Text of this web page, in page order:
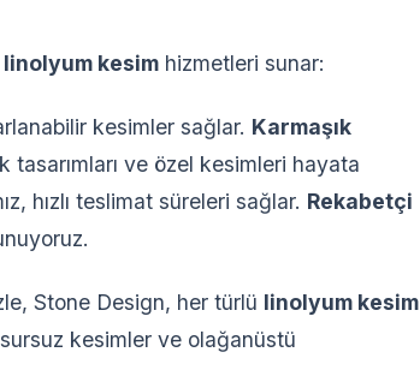
linolyum kesim hizmetleri sunar:
kesimler sağlar. Karmaşık
tasarımları ve özel kesimleri hayata
hızlı teslimat süreleri sağlar. Rekabetçi
Stone Design, her türlü linolyum kesim
kesimler ve olağanüstü